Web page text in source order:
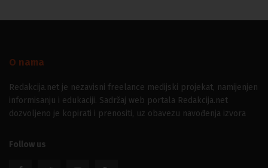
O nama
Redakcija.net je nezavisni freelance medijski projekat, namijenjen
informisanju i edukaciji. Sadržaj web portala Redakcija.net
dozvoljeno je kopirati i prenositi, uz obavezu navođenja izvora
Follow us